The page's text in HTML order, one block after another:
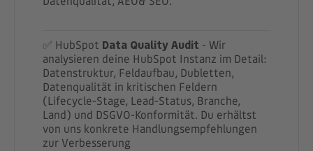
✅ HubSpot Data Quality Audit - Wir
analysieren deine HubSpot Instanz im Detail:
Datenstruktur, Feldaufbau, Dubletten,
Datenqualität in kritischen Feldern
(Lifecycle-Stage, Lead-Status, Branche,
Land) und DSGVO-Konformität. Du erhältst
von uns konkrete Handlungsempfehlungen
zur Verbesserung